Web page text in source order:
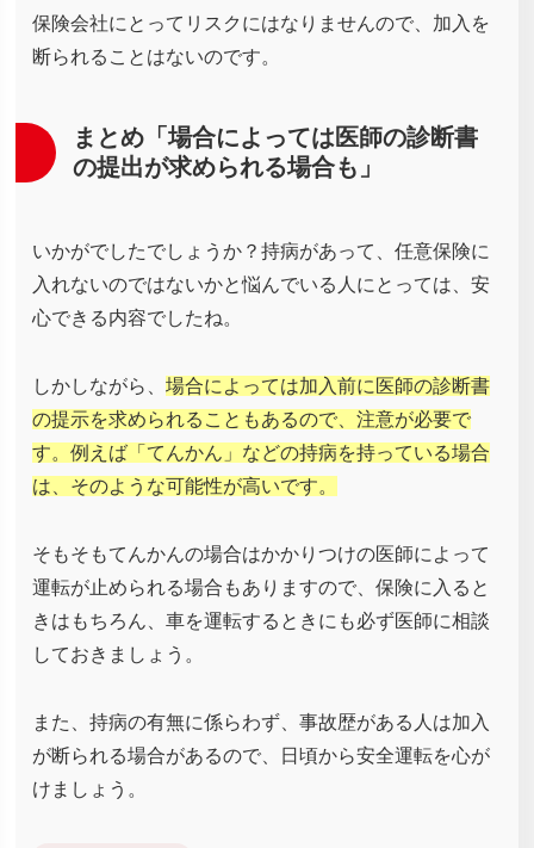
保険会社にとってリスクにはなりませんので、加入を
断られることはないのです。
まとめ「場合によっては医師の診断書
の提出が求められる場合も」
いかがでしたでしょうか？持病があって、任意保険に
入れないのではないかと悩んでいる人にとっては、安
心できる内容でしたね。
しかしながら、 場合によっては加入前に医師の診断書
の提示を求められることもあるので、注意が必要で
す。例えば「てんかん」などの持病を持っている場合
は、そのような可能性が高いです。
そもそもてんかんの場合はかかりつけの医師によって
運転が止められる場合もありますので、保険に入ると
きはもちろん、車を運転するときにも必ず医師に相談
しておきましょう。
また、持病の有無に係らわず、事故歴がある人は加入
が断られる場合があるので、日頃から安全運転を心が
けましょう。